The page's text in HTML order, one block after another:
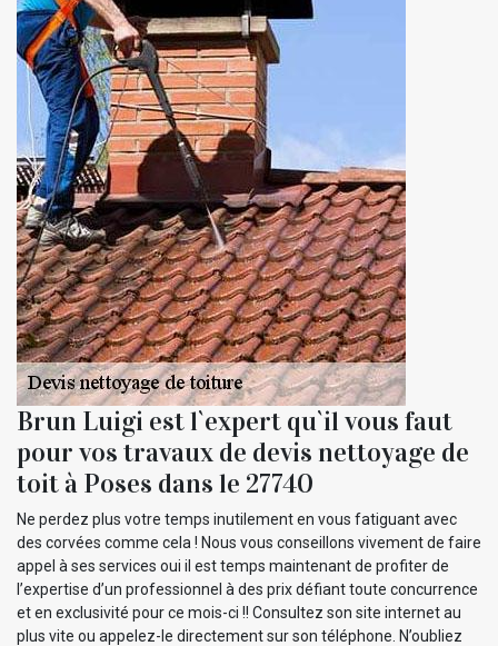
Brun Luigi est l`expert qu`il vous faut
pour vos travaux de devis nettoyage de
toit à Poses dans le 27740
Ne perdez plus votre temps inutilement en vous fatiguant avec
des corvées comme cela ! Nous vous conseillons vivement de faire
appel à ses services oui il est temps maintenant de profiter de
l’expertise d’un professionnel à des prix défiant toute concurrence
et en exclusivité pour ce mois-ci !! Consultez son site internet au
plus vite ou appelez-le directement sur son téléphone. N’oubliez